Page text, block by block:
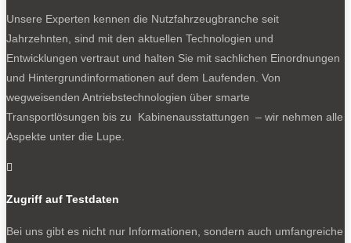
Unsere Experten kennen die Nutzfahrzeugbranche seit
Jahrzehnten, sind mit den aktuellen Technologien und
Entwicklungen vertraut und halten Sie mit sachlichen Einordnungen
und Hintergrundinformationen auf dem Laufenden. Von
wegweisenden Antriebstechnologien über smarte
Transportlösungen bis zu Kabinenausstattungen – wir nehmen alle
Aspekte unter die Lupe.

Zugriff auf Testdaten
Bei uns gibt es nicht nur Informationen, sondern auch umfangreiche